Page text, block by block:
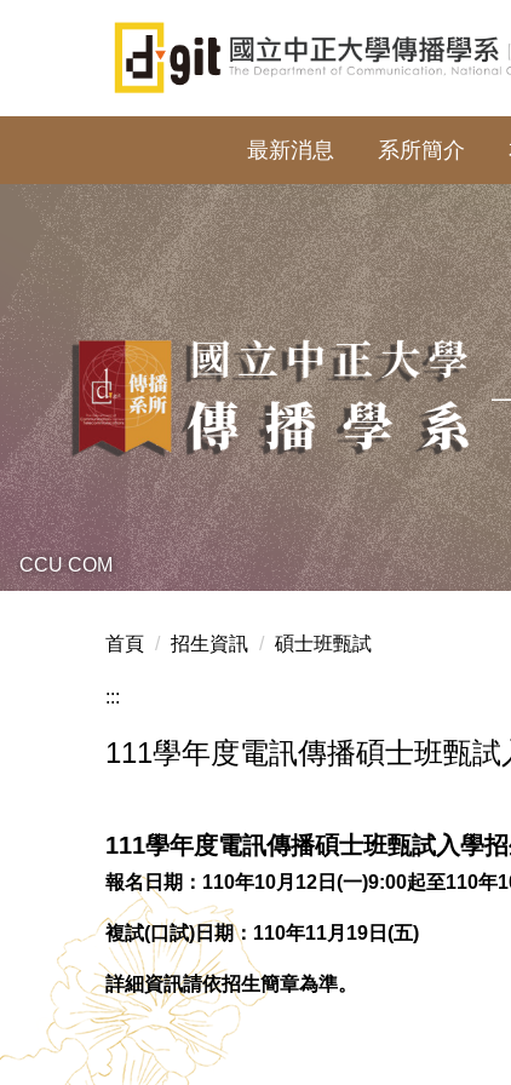
區
最新消息 系所簡介
CCU COM
首頁 招生資訊 碩士班甄試
:::
111學年度電訊傳播碩士班甄試
111學年度電訊傳播碩士班甄試入學
報名日期：110年10月12日(一)9:00起至110年
複試(口試)日期：110年11月19日(五)
詳細資訊請依招生簡章為準。